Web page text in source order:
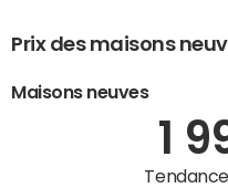
Prix des maisons
Maisons neuves
1